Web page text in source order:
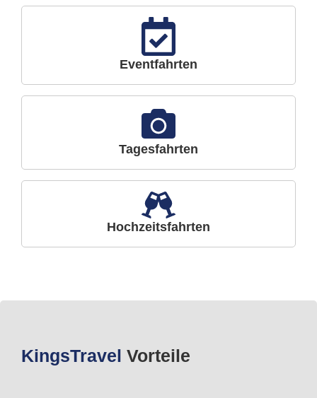
Eventfahrten
Tagesfahrten
Hochzeitsfahrten
KingsTravel Vorteile